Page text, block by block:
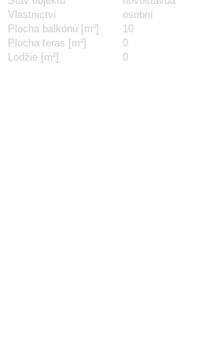
Vlastnictví
osobní
Plocha balkónu [m²]
10
Plocha teras [m²]
0
Lodžie [m²]
0